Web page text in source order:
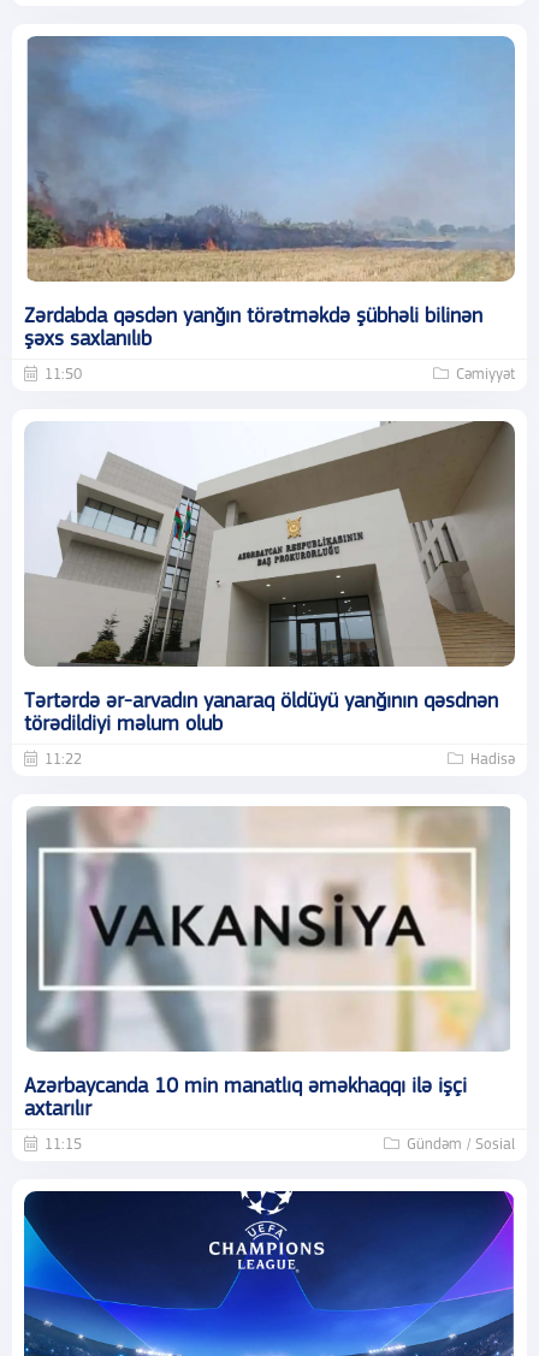
Zərdabda qəsdən yanğın törətməkdə şübhəli bilinən
şəxs saxlanılıb
11:50 Cəmiyyət
Tərtərdə ər-arvadın yanaraq öldüyü yanğının qəsdnən
törədildiyi məlum olub
11:22 Hadisə
Azərbaycanda 10 min manatlıq əməkhaqqı ilə işçi
axtarılır
11:15 Gündəm / Sosial